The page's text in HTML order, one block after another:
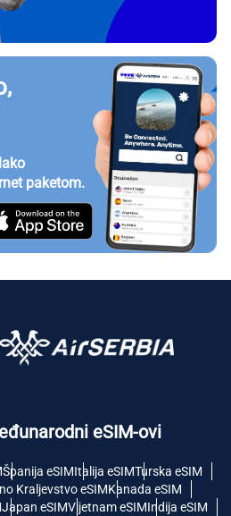
paketom.
eSIM-ovi
Španija eSIMItalija eSIMTurska eSIM
Kraljevstvo eSIMKanada eSIM
Japan eSIMVijetnam eSIMIndija eSIM